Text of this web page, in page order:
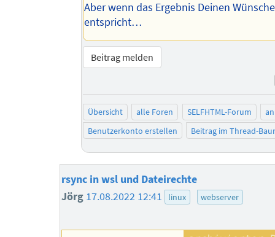
Aber wenn das Ergebnis Deinen
entspricht…
Beitrag melden
Übersicht alle Foren SELFHTML-Forum
Benutzerkonto erstellen
Beitrag im Thread-
rsync in wsl und Dateirechte
Jörg 17.08.2022 12:41 linux webserver